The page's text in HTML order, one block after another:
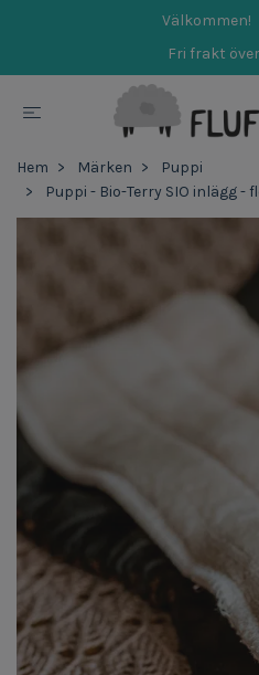
Välkommen!
Fri frakt över
Hem Märken
Puppi
Puppi - Bio-Terry SIO inlägg -